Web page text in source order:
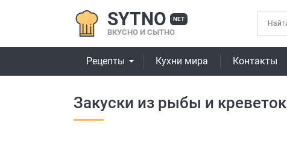
SYTNO NET
ВКУСНО И СЫТНО
Рецепты Кухни мира Контакты
Закуски из рыбы и креветок